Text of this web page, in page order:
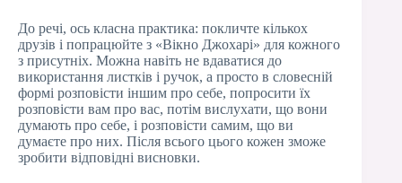
До речі, ось класна практика: покличте кількох
друзів і попрацюйте з «Вікно Джохарі» для кожного
з присутніх. Можна навіть не вдаватися до
використання листків і ручок, а просто в словесній
формі розповісти іншим про себе, попросити їх
розповісти вам про вас, потім вислухати, що вони
думають про себе, і розповісти самим, що ви
думаєте про них. Після всього цього кожен зможе
зробити відповідні висновки.